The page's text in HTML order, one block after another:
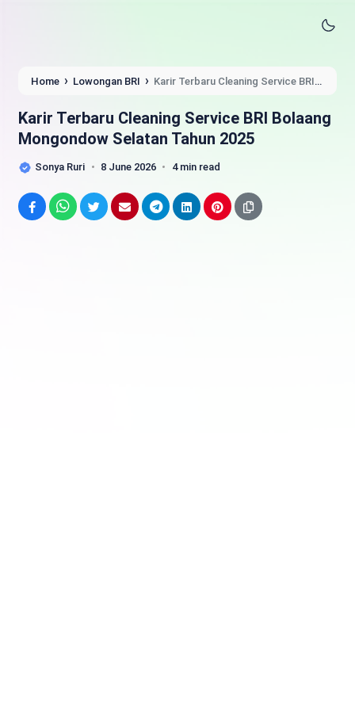
Home › Lowongan BRI › Karir Terbaru Cleaning Service BRI
Karir Terbaru Cleaning Service BRI Bolaang
Mongondow Selatan Tahun 2025
Sonya Ruri 8 June 2026 4 min read